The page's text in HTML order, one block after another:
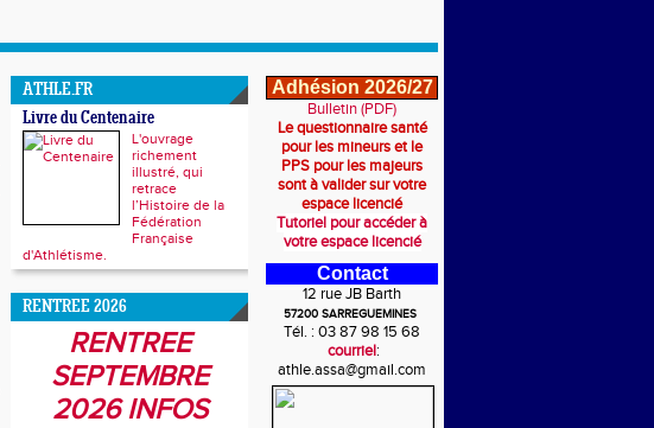
ATHLE.FR
Livre du Centenaire
L'ouvrage
richement
illustré, qui
retrace
l’Histoire de la
Fédération
Française
d'Athlétisme.
RENTREE 2026
RENTREE
SEPTEMBRE
2026 INFOS
Adhésion 2026/27
Bulletin (PDF)
Le questionnaire santé
pour les mineurs et le
PPS pour les majeurs
sont à valider sur votre
espace licencié
Tutoriel pour accéder à
votre espace licencié
Contact
12 rue JB Barth
57200 SARREGUEMINES
Tél. : 03 87 98 15 68
courriel:
athle.assa@gmail.com